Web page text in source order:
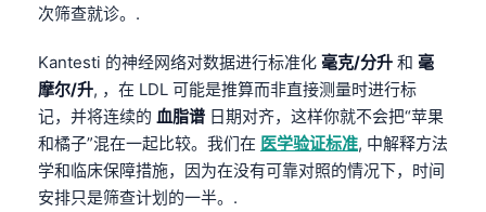
次筛查就诊。.
Kantesti 的神经网络对数据进行标准化 毫克/分升 和 毫
摩尔/升, ，在 LDL 可能是推算而非直接测量时进行标
记，并将连续的 血脂谱 日期对齐，这样你就不会把“苹果
和橘子”混在一起比较。我们在 医学验证标准, 中解释方法
学和临床保障措施，因为在没有可靠对照的情况下，时间
安排只是筛查计划的一半。.
日本語
Čeština
ქართული
Русский
Lietuvių kalba
Polski